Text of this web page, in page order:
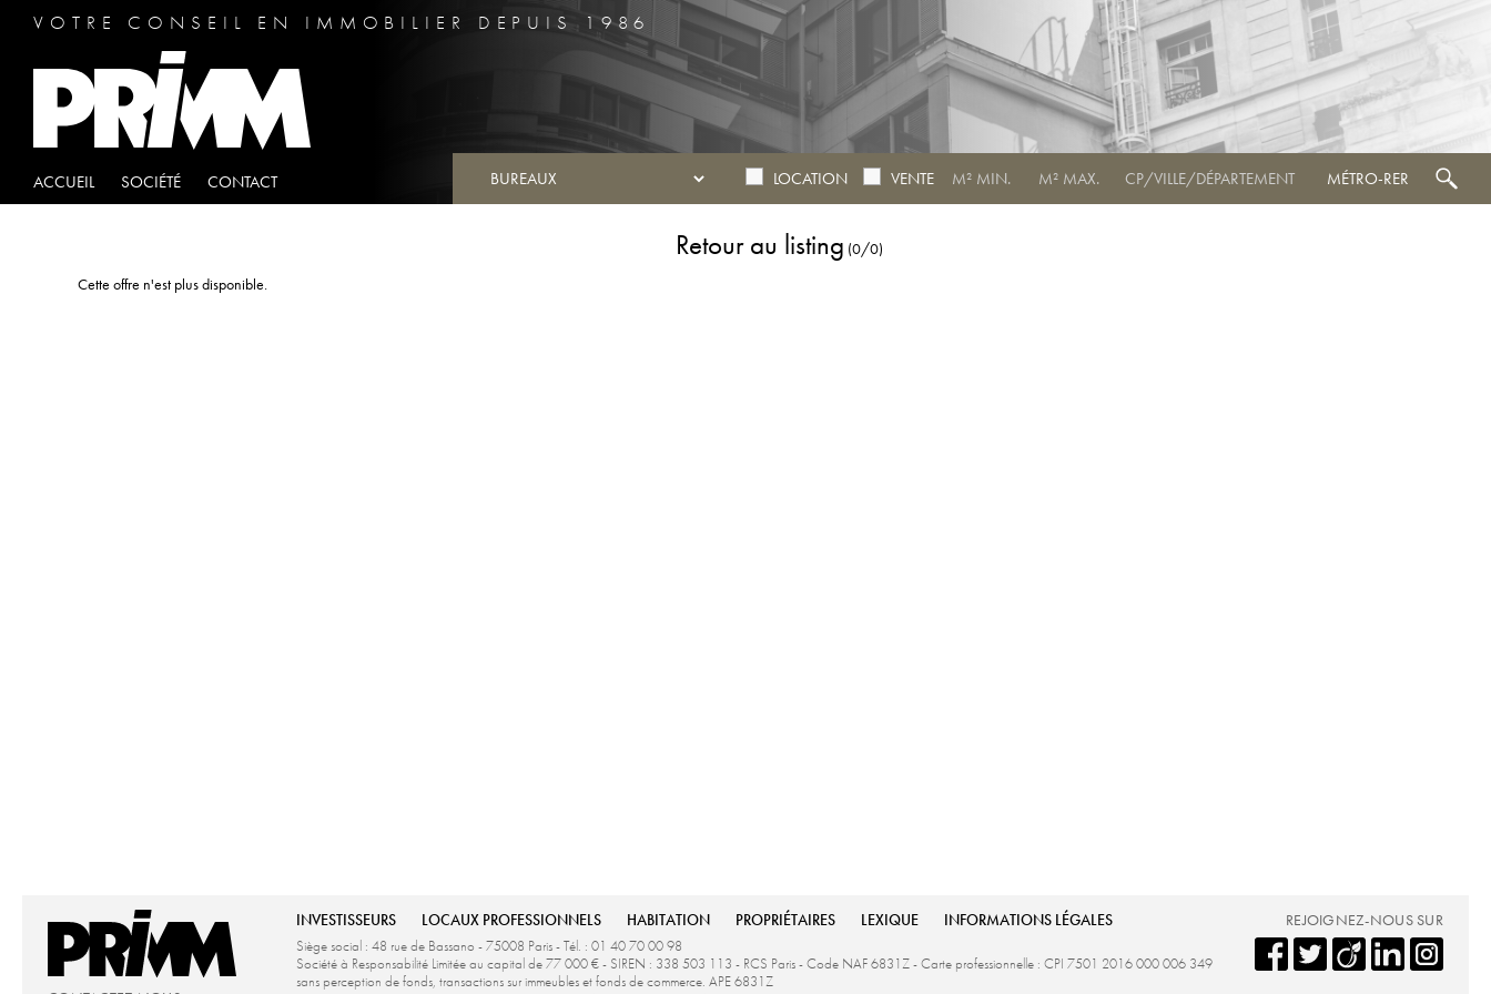
VOTRE CONSEIL EN IMMOBILIER DEPUIS 1986
ACCUEIL SOCIÉTÉ CONTACT LOCATION VENTE MÉTRO-RER
Retour au listing (0/0)
Cette offre n'est plus disponible.
INVESTISSEURS LOCAUX PROFESSIONNELS HABITATION PROPRIÉTAIRES LEXIQUE INFORMATIONS LÉGALES
Siège social : 48 rue de Bassano - 75008 Paris - Tél. : 01 40 70 00 98
Société à Responsabilité Limitée au capital de 77 000 € - SIREN : 338 503 113 - RCS Paris - Code NAF 6831Z - Carte professionnelle : CPI 7501 2016 000 006 349
sans perception de fonds, transactions sur immeubles et fonds de commerce. APE 6831Z
REJOIGNEZ-NOUS SUR